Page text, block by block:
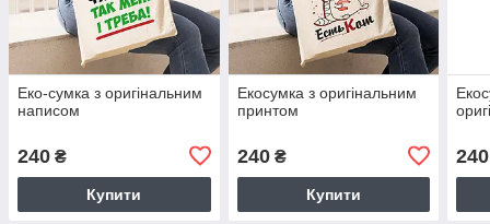
Еко-сумка з оригінальним
написом
240 ₴
Купити
Екосумка з оригінальним
принтом
240₴
Купити
240